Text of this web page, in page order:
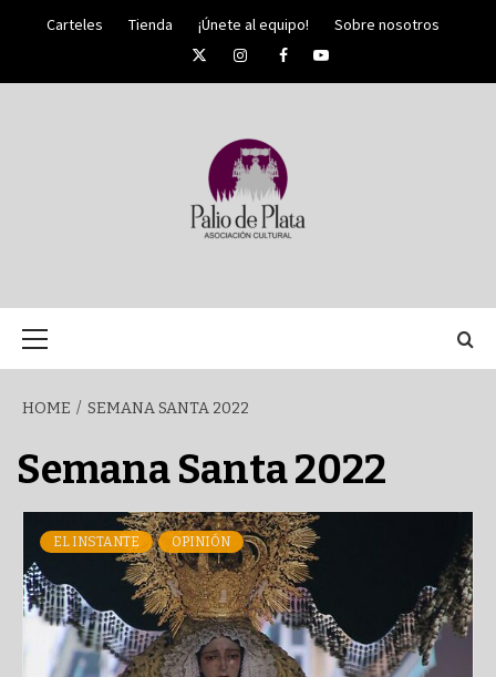
Carteles Tienda ¡Únete al equipo!
Sobre nosotros
TwitterInstagramFacebookYouTube
SEMANA
SANTA DE
MÁLAGA
HOME SEMANA SANTA 2022
Semana Santa 2022
EL INSTANTE OPINIÓN